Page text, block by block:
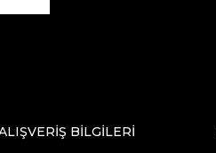
BİLGİLERİ